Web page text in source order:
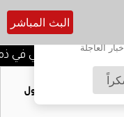
العاجلة
البث المباشر
محمود الكرمي في ذمة
مكاسب مادية.. هل تحول